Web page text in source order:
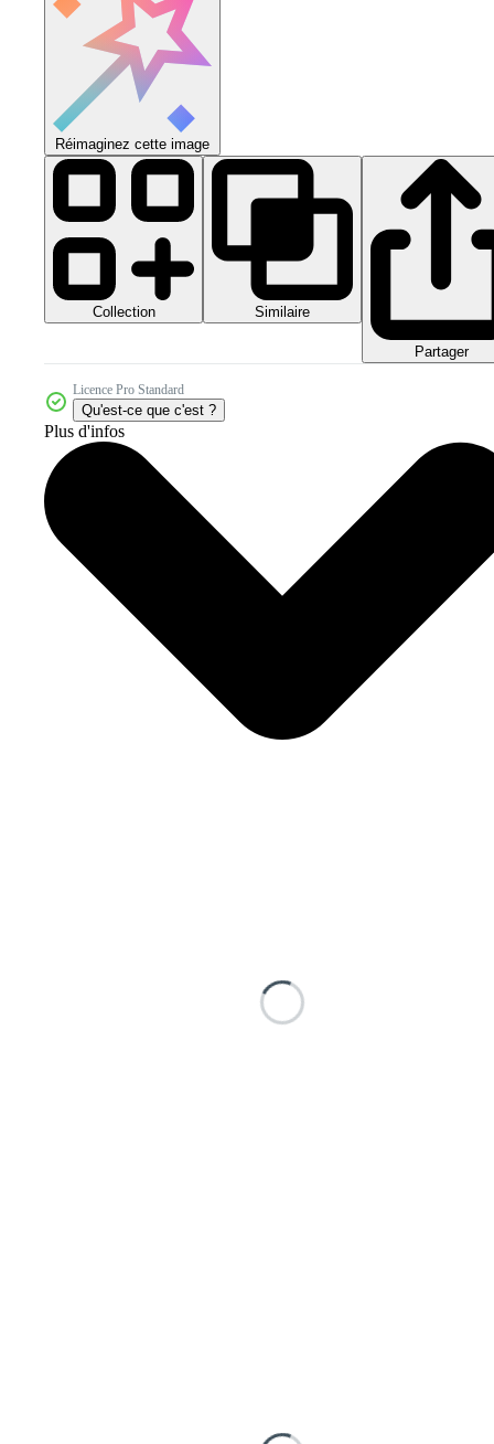
Réimaginez cette image
Collection Similaire
Partager
Licence Pro Standard
Qu'est-ce que c'est ?
Plus d'infos